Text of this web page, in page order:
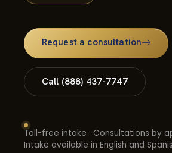
Request a consultation
Call (888) 437-7747
Toll-free intake · Consultations by
Intake available in English and